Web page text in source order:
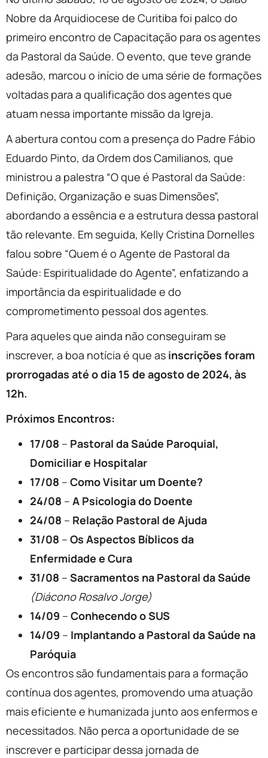
Nobre da Arquidiocese de Curitiba foi palco do
primeiro encontro de Capacitação para os agentes
da Pastoral da Saúde. O evento, que teve grande
adesão, marcou o início de uma série de formações
voltadas para a qualificação dos agentes que
atuam nessa importante missão da Igreja.
A abertura contou com a presença do Padre Fábio
Eduardo Pinto, da Ordem dos Camilianos, que
ministrou a palestra “O que é Pastoral da Saúde:
Definição, Organização e suas Dimensões”,
abordando a essência e a estrutura dessa pastoral
tão relevante. Em seguida, Kelly Cristina Dornelles
falou sobre “Quem é o Agente de Pastoral da
Saúde: Espiritualidade do Agente”, enfatizando a
importância da espiritualidade e do
comprometimento pessoal dos agentes.
Para aqueles que ainda não conseguiram se
inscrever, a boa notícia é que as inscrições foram
prorrogadas até o dia 15 de agosto de 2024, às
12h.
Próximos Encontros:
17/08 – Pastoral da Saúde Paroquial,
Domiciliar e Hospitalar
17/08 – Como Visitar um Doente?
24/08 – A Psicologia do Doente
24/08 – Relação Pastoral de Ajuda
31/08 – Os Aspectos Bíblicos da
Enfermidade e Cura
31/08 – Sacramentos na Pastoral da Saúde
(Diácono Rosalvo Jorge)
14/09 – Conhecendo o SUS
14/09 – Implantando a Pastoral da Saúde na
Paróquia
Os encontros são fundamentais para a formação
contínua dos agentes, promovendo uma atuação
mais eficiente e humanizada junto aos enfermos e
necessitados. Não perca a oportunidade de se
inscrever e participar dessa jornada de